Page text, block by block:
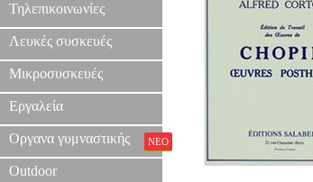
Τηλεπικοινωνίες
Λευκές συσκευές
Μικροσυσκευές
Εργαλεία
Οργανα γυμναστικής ΝΕΟ
Outdoor